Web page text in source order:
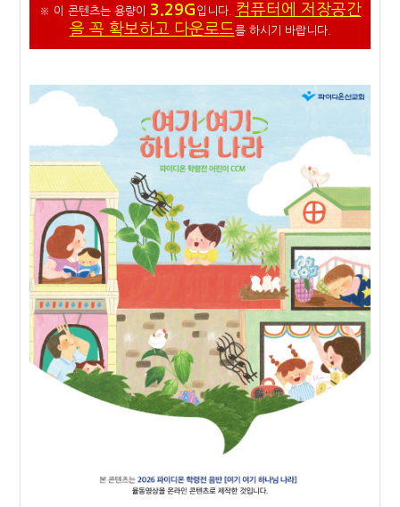
※ 이 콘텐츠는 용량이 3.29G 입니다.
컴퓨터에 저장공간
을 꼭 확보하고 다운로드를 하시기 바랍니다.